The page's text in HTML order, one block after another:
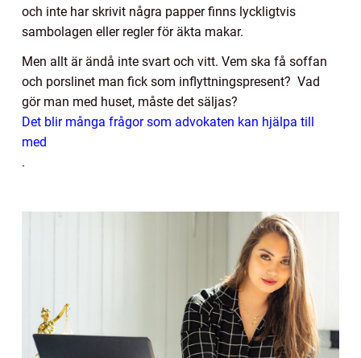
och inte har skrivit några papper finns lyckligtvis
sambolagen eller regler för äkta makar.
Men allt är ändå inte svart och vitt. Vem ska få soffan
och porslinet man fick som inflyttningspresent? Vad
gör man med huset, måste det säljas?
Det blir många frågor som advokaten kan hjälpa till
med
.